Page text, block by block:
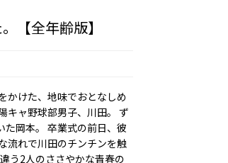
【全年齢版】
かけた、地味でおとなしめ
キャ野球部男子、川田。 ず
た岡本。 卒業式の前日、彼
流れで川田のチンチンを触
う2人のささやかな青春の